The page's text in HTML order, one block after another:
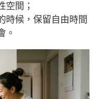
空間；
時候，保留自由時間
。